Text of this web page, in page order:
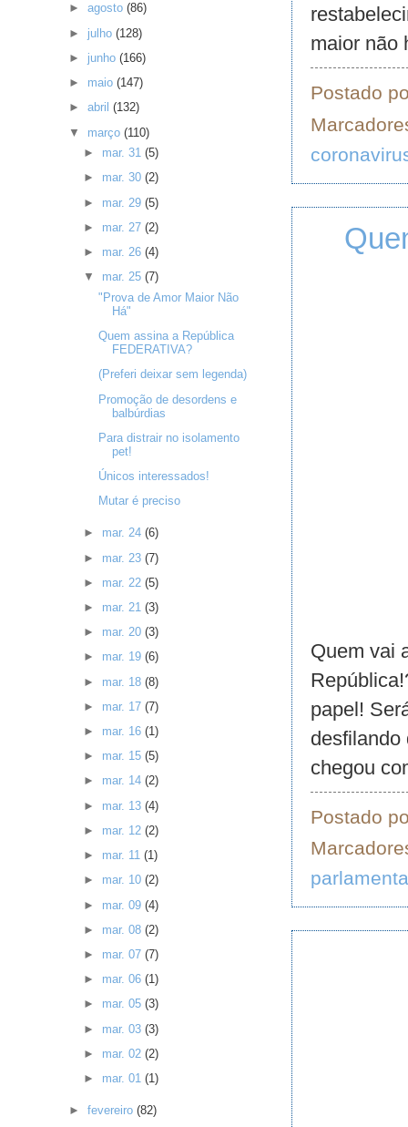
maior não
Postado
Quem vai
papel!
desfilando
chegou
Postado
►agosto(86)
► julho(128)
► junho(166)
► maio(147)
►abril(132)
▼ março(110)
► mar. 31 (5)
► mar. 30 (2)
► mar. 29 (5)
► mar. 27 (2)
► mar. 26 (4)
▼ mar. 25 (7)
"Prova de Amor Maior Não
Há"
Quem assina a República
FEDERATIVA?
(Preferi deixar sem legenda)
Promoção de desordens e
balbúrdias
Para distrair no isolamento
pet!
Únicos interessados!
Mutar é preciso
► mar. 24 (6)
► mar. 23 (7)
► mar. 22 (5)
► mar. 21 (3)
► mar. 20 (3)
► mar. 19 (6)
► mar. 18 (8)
► mar. 17 (7)
► mar. 16 (1)
► mar. 15 (5)
► mar. 14 (2)
► mar. 13 (4)
► mar. 12 (2)
► mar. 11 (1)
► mar. 10 (2)
► mar. 09 (4)
► mar. 08 (2)
► mar. 07 (7)
► mar. 06 (1)
► mar. 05 (3)
► mar. 03 (3)
► mar. 02 (2)
► mar. 01 (1)
►fevereiro(82)